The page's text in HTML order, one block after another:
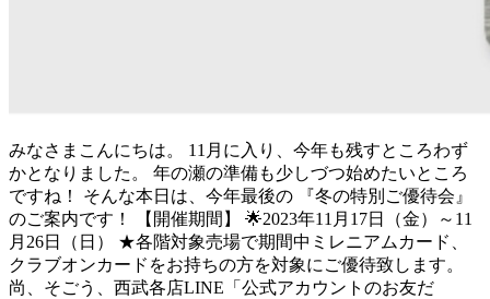
みなさまこんにちは。 11月に入り、今年も残すところわず
かとなりました。 年の瀬の準備も少しづつ始めたいところ
ですね！ そんな本日は、今年最後の 『冬の特別ご優待会』
のご案内です！ 【開催期間】 🌟2023年11月17日（金）～11
月26日（日） ★各階対象売場で期間中ミレニアムカード、
クラブオンカードをお持ちの方を対象にご優待致します。
尚、そごう、西武各店LINE「公式アカウントのお友だ